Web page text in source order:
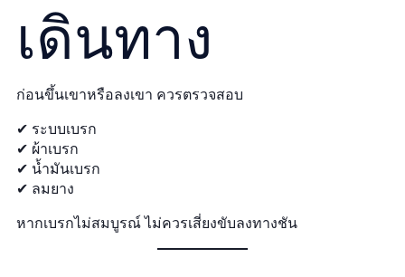
เดินทาง
ก่อนขึ้นเขาหรือลงเขา ควรตรวจสอบ
✔ ระบบเบรก
✔ ผ้าเบรก
✔ น้ำมันเบรก
✔ ลมยาง
หากเบรกไม่สมบูรณ์ ไม่ควรเสี่ยงขับลงทางชัน